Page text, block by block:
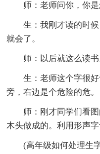
师：老师问你，你是
生：我刚才读的时候
就会了。
师：以后就这么读书
生：老师这个字很好
旁，右边是个危险的危。
师：刚才同学们看图
木头做成的。利用形声字
(高年级如何处理生字